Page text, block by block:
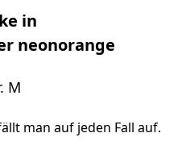
in
neonorange
M
man auf jeden Fall auf.